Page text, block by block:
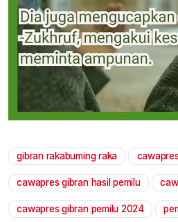
gibran rakabuming raka
cawapres gibran hasil pemilu
cawapres gibran pemilu 2024